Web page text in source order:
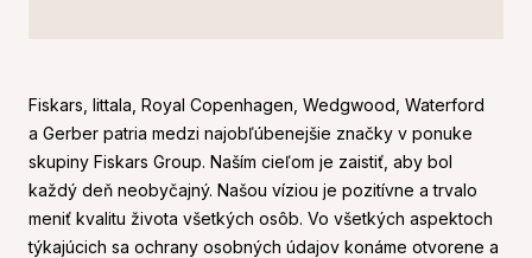
Fiskars, Iittala, Royal Copenhagen, Wedgwood, Waterford
a Gerber patria medzi najobľúbenejšie značky v ponuke
skupiny Fiskars Group. Naším cieľom je zaistiť, aby bol
každý deň neobyčajný. Našou víziou je pozitívne a trvalo
meniť kvalitu života všetkých osôb. Vo všetkých aspektoch
týkajúcich sa ochrany osobných údajov konáme otvorene a